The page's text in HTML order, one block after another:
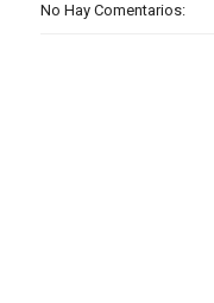
No Hay Comentarios: